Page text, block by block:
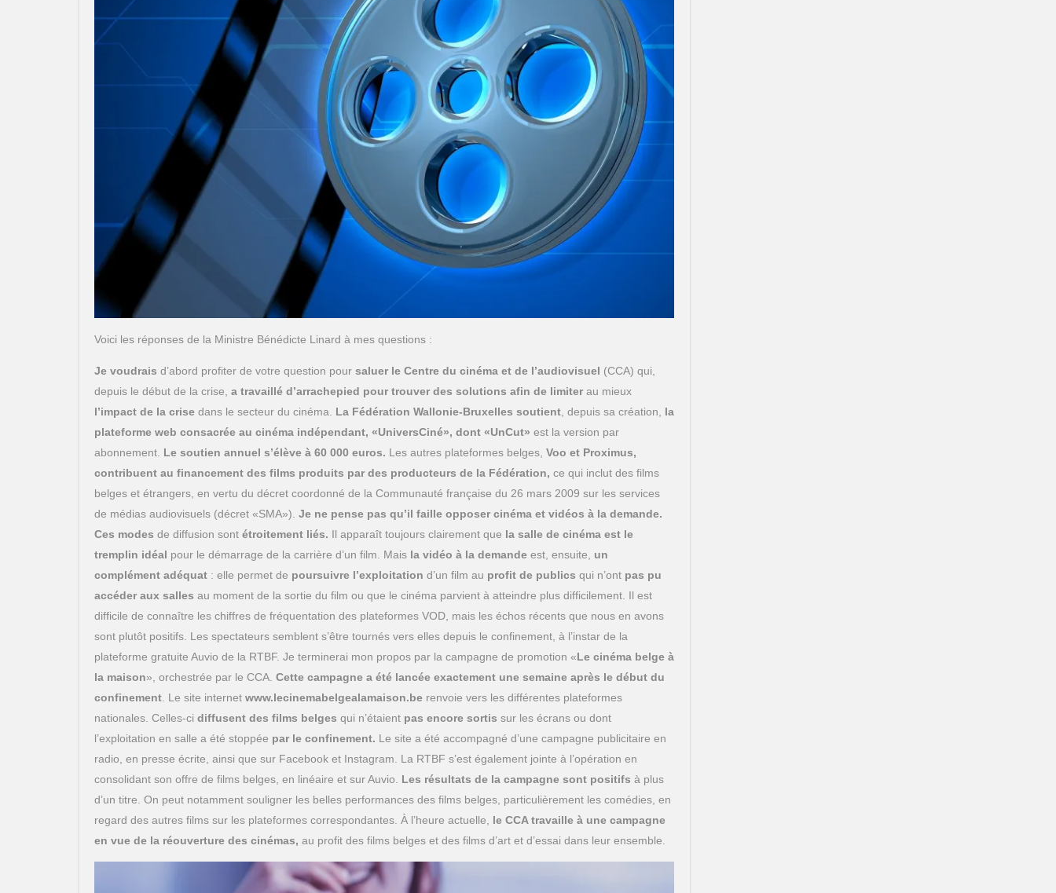
Voici les réponses de la Ministre Bénédicte Linard à mes questions :
Je voudrais d’abord profiter de votre question poursaluer le Centre du cinéma et de l’audiovisuel (CCA) qui,
depuis le début de la crise,a travaillé d’arrachepied pour trouver des solutions afin de limiter au mieux
l’impact de la crise dans le secteur du cinéma. La Fédération Wallonie-Bruxelles soutient, depuis sa création, la
plateforme web consacrée au cinéma indépendant, «UniversCiné», dont «UnCut» est la version par
abonnement. Le soutien annuel s’élève à 60 000 euros. Les autres plateformes belges,Voo et Proximus,
contribuent au financement des films produits par des producteurs de la Fédération, ce qui inclut des films
belges et étrangers, en vertu du décret coordonné de la Communauté française du 26 mars 2009 sur les services
de médias audiovisuels (décret «SMA»).Je ne pense pas qu’il faille opposer cinéma et vidéos à la demande.
Ces modesde diffusion sontétroitement liés. Il apparaît toujours clairement que la salle de cinéma est le
tremplin idéal pour le démarrage de la carrière d’un film. Mais la vidéo à la demande est, ensuite, un
complément adéquat : elle permet de poursuivre l’exploitation d’un film au profit de publics qui n’ont pas pu
accéder aux sallesau moment de la sortie du film ou que le cinéma parvient à atteindre plus difficilement. Il est
difficile de connaître les chiffres de fréquentation des plateformes VOD, mais les échos récents que nous en avons
sont plutôt positifs. Les spectateurs semblent s’être tournés vers elles depuis le confinement, à l’instar de la
plateforme gratuite Auvio de la RTBF. Je terminerai mon propos par la campagne de promotion «Le cinéma belge à
la maison», orchestrée par le CCA.Cette campagne a été lancée exactement une semaine après le début du
confinement. Le site internetwww.lecinemabelgealamaison.be renvoie vers les différentes plateformes
nationales. Celles-cidiffusent des films belges qui n’étaient pas encore sortis sur les écrans ou dont
l’exploitation en salle a été stoppée par le confinement. Le site a été accompagné d’une campagne publicitaire en
radio, en presse écrite, ainsi que sur Facebook et Instagram. La RTBF s’est également jointe à l’opération en
consolidant son offre de films belges, en linéaire et sur Auvio. Les résultats de la campagne sont positifs à plus
d’un titre. On peut notamment souligner les belles performances des films belges, particulièrement les comédies, en
regard des autres films sur les plateformes correspondantes. À l’heure actuelle, le CCA travaille à une campagne
en vue de la réouverture des cinémas,au profit des films belges et des films d’art et d’essai dans leur ensemble.